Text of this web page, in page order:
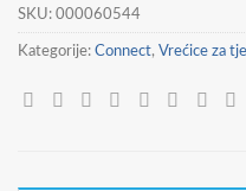
SKU: 000060544
Kategorije: Connect, Vrećice za